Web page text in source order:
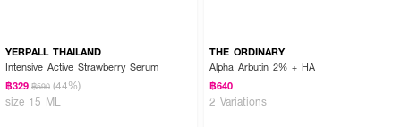
YERPALL THAILAND
Intensive Active Strawberry Serum
฿329 ฿590 (44%)
size 15 ML
THE ORDINARY
Alpha Arbutin 2% + HA
฿640
2 Variations